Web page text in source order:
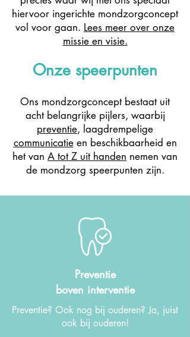
hiervoor ingerichte mondzorgconcept
vol voor gaan. Lees meer over onze
missie en visie.
Onze speerpunten
Ons mondzorgconcept bestaat uit
acht belangrijke pijlers, waarbij
preventie, laagdrempelige
communicatieen beschikbaarheid en
het van A tot Z uit handen nemen van
de mondzorg speerpunten zijn.
Preventie
boven interventie
Preventie? Ook nog bij ouderen? Ja, juist
ook bij ouderen!